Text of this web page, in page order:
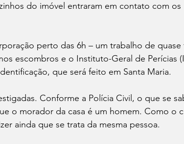
do imóvel entraram em contato com
perto das 6h – um trabalho de
escombros e o Instituto-Geral de Perícias
que será feito em Santa Maria.
Conforme a Polícia Civil, o que se
o morador da casa é um homem. Como o
ainda que se trata da mesma pessoa.